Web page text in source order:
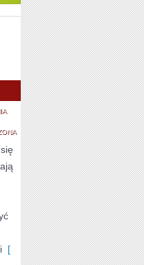
NOWOCZESNE
TECHNOLOGIE
W
EDUKACJI
[